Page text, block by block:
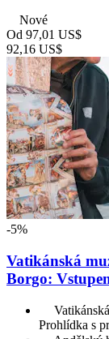
Nové
Od 97,01 US$
92,16 US$
-5%
Vatikánská
Borgo:
Prohlídka s